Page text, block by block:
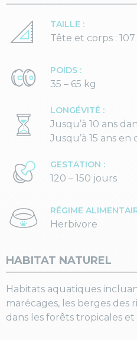
HABITAT NATUREL
Habitats aquatiques
marécages, les berges des
dans les forêts tropicales et
TAILLE :
Tête et corps :
POIDS :
35 – 65 kg
LONGÉVITÉ :
Jusqu’à 10 ans
Jusqu’à 15 ans en
GESTATION :
120 – 150 jours
RÉGIME
Herbivore